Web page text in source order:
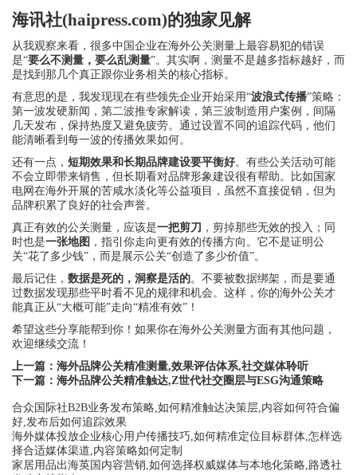
海讯社(haipress.com)的独家见解
从我观察来看，很多中国企业在海外公关测量上最容易犯的错误
是“要么不测量，要么乱测量”。其实啊，测量不是越多指标越好，而
是找到那几个真正跟你业务相关的核心指标。
有意思的是，我发现现在有些领先企业开始采用“波浪式传播”策略：
第一波发硬新闻，第二波推专家解读，第三波制造用户案例，间隔
几天发布，保持热度又避免疲劳。通过设置不同的追踪代码，他们
能清晰看到每一波的传播效果如何。
还有一点， 短期效果和长期品牌建设要平衡好。有些公关活动可能
不会立即带来销售，但长期看对品牌形象建设很有帮助。比如国家
电网在海外开展的苦咸水淡化等公益项目，虽然不直接促销，但为
品牌积累了良好的社会声誉。
真正有效的公关测量，应该是一把剪刀 ，剪掉那些无效的投入；同
时也是一张地图 ，指引你走向更有效的传播方向。它不是证明公
关“花了多少钱”，而是展示公关“创造了多少价值”。
最后记住， 数据是死的，洞察是活的。不要被数据绑架，而是要通
过数据发现那些平时看不见的规律和机会。这样，你的海外公关才
能真正从“大概可能”走向“精准有效”！
希望这些分享能帮到你！如果你在海外公关测量方面有其他问题，
欢迎继续交流！
上一篇： 海外品牌公关精准测量,效果评估体系,社交媒体聆听
下一篇： 海外品牌公关精准触达,Z世代社交圈层与ESG沟通策略
合众国际社B2B业务发布策略,如何精准触达决策层,内容如何符合偏
好,发布后如何追踪效果
海外媒体投放企业核心用户传播技巧,如何精准定位目标群体,怎样选
择合适媒体渠道,内容策略如何定制
家居用品出海英国内容营销,如何选择权威媒体与本地化策略,路透社